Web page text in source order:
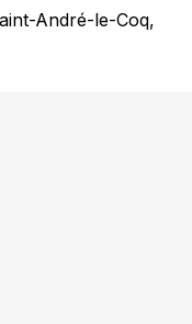
André-le-Coq,